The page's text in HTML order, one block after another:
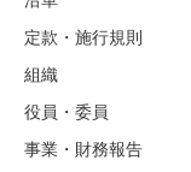
定款・施行規則
組織
役員・委員
事業・財務報告